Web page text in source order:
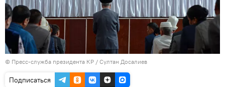
© Пресс-служба президента КР / Султан Досалиев
Подписаться